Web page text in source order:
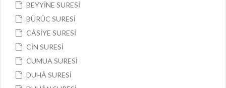
BEYYİNE SURESİ
BÜRÛC SURESİ
CÂSİYE SURESİ
CİN SURESİ
CUMUA SURESİ
DUHÂ SURESİ